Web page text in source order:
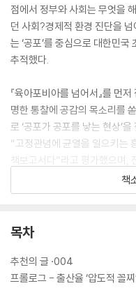
점에서 정부와 사회는 무엇을
던 사회?경제적 환경 진단을
는 ‘공포’를 중심으로 대한민
추적했다.
『육아포비아를 넘어서』를 먼
명한 통찰에 공감의 목소리를
로 ‘공포가 공포를 낳는 현상’
“고정관념에 균열을 일으키는
책보고서다”라고 평가했으며,
정 부분은 호들갑 떠는 언론의
‘호들갑’에 일조했던바, 반론
안을 제시하는 저자의 시각이
책
목차
추천의 글 ·004
프롤로그 - 출산율 ‘압도적 꼴